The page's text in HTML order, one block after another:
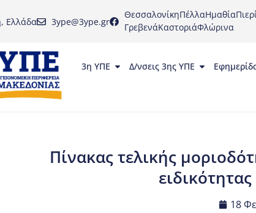
Ελλάδα 3ype@3ype.gr
ΘεσσαλονίκηΠέλλαΗμαθία
ΓρεβενάΚαστοριάΦλώρινα
3η ΥΠΕ Δ/νσεις 3ης ΥΠΕ
Πίνακας τελικής
18